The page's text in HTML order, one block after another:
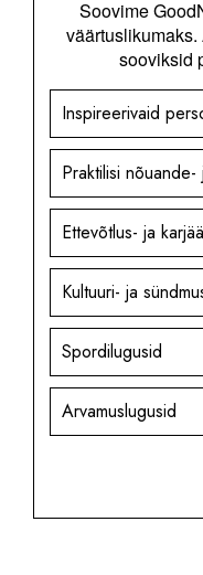
Soovime
sooviksid
Inspireerivaid
Praktilisi
Ettevõtlus- ja
Kultuuri- ja
Spordilugusid
Arvamuslugusid